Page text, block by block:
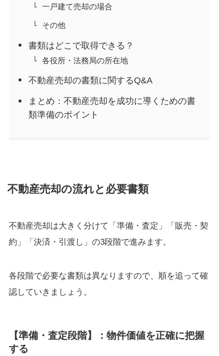
一戸建て売却の場合
その他
書類はどこで取得できる？
各役所・法務局の所在地
不動産売却の書類に関するQ&A
まとめ：不動産売却を成功に導くための書
類準備のポイント
不動産売却の流れと必要書類
不動産売却は大きく分けて「準備・査定」「販売・契
約」「決済・引渡し」の3段階で進みます。
各段階で必要な書類は異なりますので、順を追って確
認していきましょう。
【準備・査定段階】：物件価値を正確に把握
する